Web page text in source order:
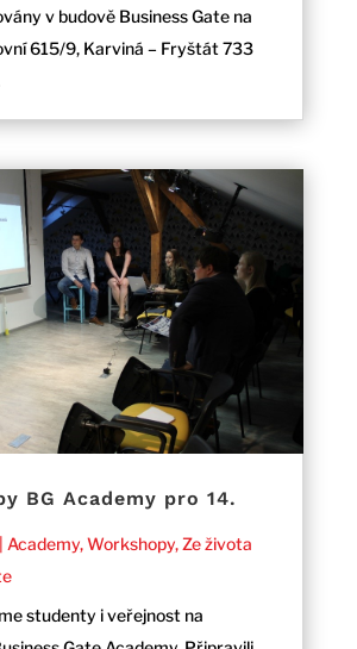
v budově Business Gate na
615/9, Karviná – Fryštát 733
BG Academy pro 14.
| Academy,Workshopy,Ze života
studenty i veřejnost na